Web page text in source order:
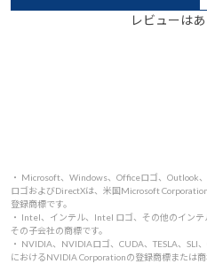
レビューはあ
・ Microsoft、Windows、Officeロゴ、Outlook
ロゴおよびDirectXは、米国Microsoft
登録商標です。
・ Intel、インテル、Intel ロゴ、その他のイン
その子会社の商標です。
・ NVIDIA、NVIDIAロゴ、CUDA、TESLA、SLI
におけるNVIDIA Corporationの登録商標または商